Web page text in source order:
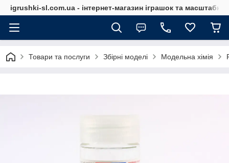
igrushki-sl.com.ua - інтернет-магазин іграшок та
Товари та послуги Збірні моделі Модельна хімія